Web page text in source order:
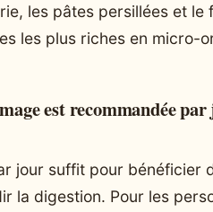
les pâtes persillées et
les plus riches en micro-
est recommandée
jour suffit pour bénéficier
la digestion. Pour les